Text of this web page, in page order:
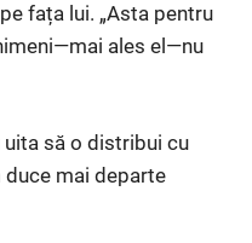
fața lui. „Asta pentru
ales el—nu
uita să o distribui cu
mai departe